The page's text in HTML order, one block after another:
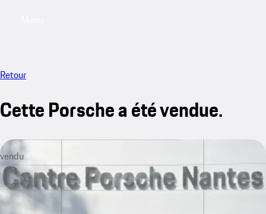
Retour
Cette Porsche a été vendue.
vendu